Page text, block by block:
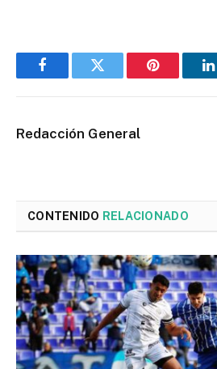
FacebookTwitter Pinterest
Redacción General
CONTENIDO RELACIONADO